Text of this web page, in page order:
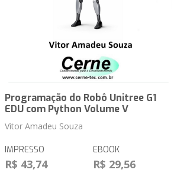
Programação do Robô Unitree G1
EDU com Python Volume V
Vitor Amadeu Souza
IMPRESSO
R$ 43,74
EBOOK
R$ 29,56